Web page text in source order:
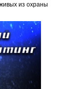
из охраны